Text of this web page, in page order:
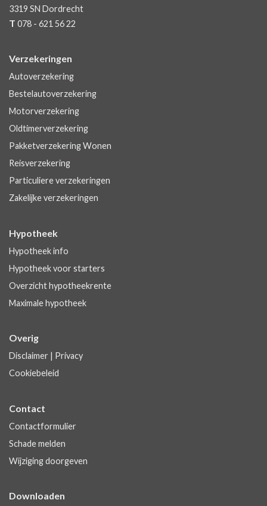
3319 SN Dordrecht
T 078 - 621 56 22
Verzekeringen
Autoverzekering
Bestelautoverzekering
Motorverzekering
Oldtimerverzekering
Pakketverzekering Wonen
Reisverzekering
Particuliere verzekeringen
Zakelijke verzekeringen
Hypotheek
Hypotheek info
Hypotheek voor starters
Overzicht hypotheekrente
Maximale hypotheek
Overig
Disclaimer | Privacy
Cookiebeleid
Contact
Contactformulier
Schade melden
Wijziging doorgeven
Downloaden